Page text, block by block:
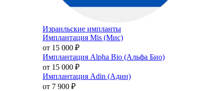
Израильские импланты
Имплантация Mis (Мис)
от 15 000 ₽
Имплантация Alpha Bio (Альфа Био)
от 15 000 ₽
Имплантация Adin (Адин)
от 7 900 ₽